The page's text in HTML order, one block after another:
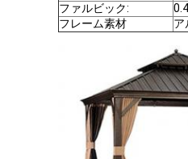
ファルビック:
フレーム素材
ア